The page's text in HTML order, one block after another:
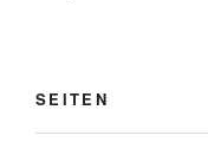
SEITEN